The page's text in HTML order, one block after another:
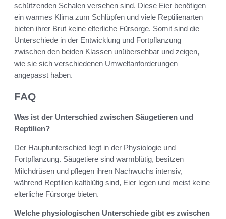
schützenden Schalen versehen sind. Diese Eier benötigen
ein warmes Klima zum Schlüpfen und viele Reptilienarten
bieten ihrer Brut keine elterliche Fürsorge. Somit sind die
Unterschiede in der Entwicklung und Fortpflanzung
zwischen den beiden Klassen unübersehbar und zeigen,
wie sie sich verschiedenen Umweltanforderungen
angepasst haben.
FAQ
Was ist der Unterschied zwischen Säugetieren und
Reptilien?
Der Hauptunterschied liegt in der Physiologie und
Fortpflanzung. Säugetiere sind warmblütig, besitzen
Milchdrüsen und pflegen ihren Nachwuchs intensiv,
während Reptilien kaltblütig sind, Eier legen und meist keine
elterliche Fürsorge bieten.
Welche physiologischen Unterschiede gibt es zwischen